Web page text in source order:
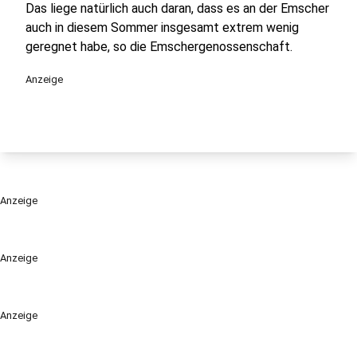
Anzeige
Anzeige
Das liege natürlich auch daran, dass es an der Emscher
auch in diesem Sommer insgesamt extrem wenig
geregnet habe, so die Emschergenossenschaft.
Anzeige
Anzeige